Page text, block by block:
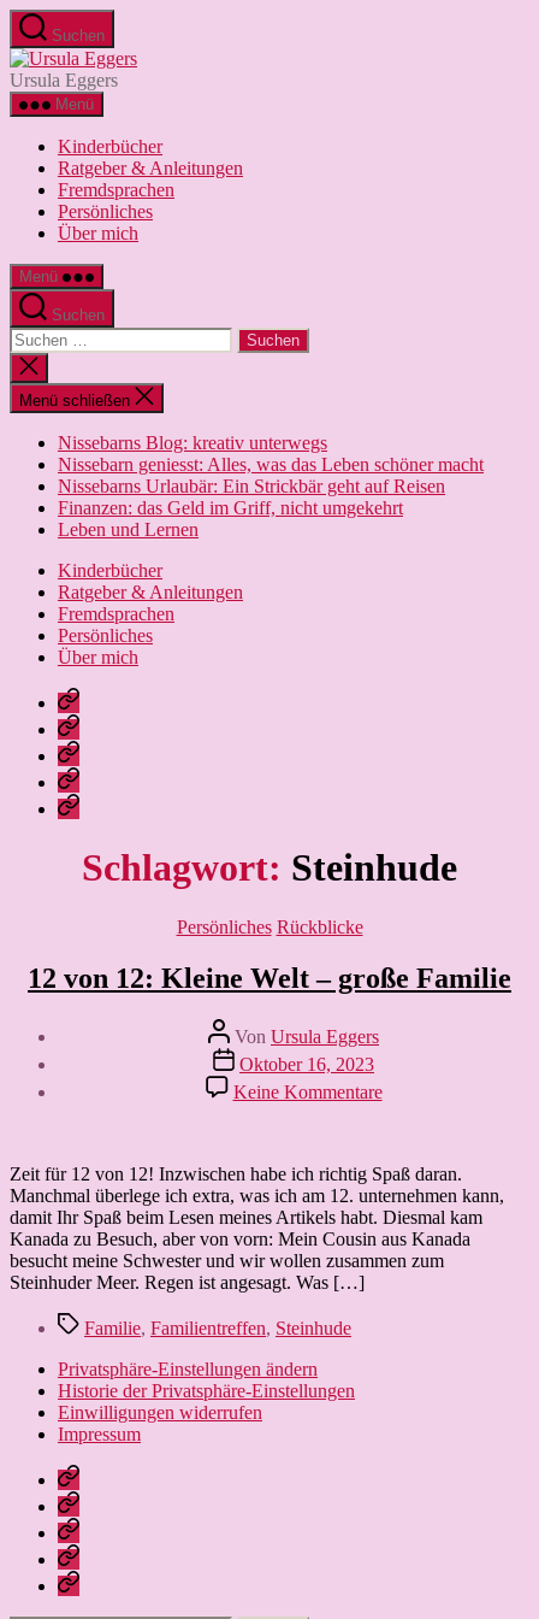
Zum
Inhalt
springen
Suchen
Ursula
Ursula Eggers
Menü
Kinderbücher
Ratgeber & Anleitungen
Fremdsprachen
Persönliches
Über mich
Menü
Suchen
Suchen
nach:
Suche
schließen
Menü schließen
Nissebarns Blog: kreativ unterwegs
Nissebarn geniesst: Alles, was das Leben schöner macht
Nissebarns Urlaubär: Ein Strickbär geht auf Reisen
Finanzen: das Geld im Griff, nicht umgekehrt
Leben und Lernen
Kinderbücher
Ratgeber & Anleitungen
Fremdsprachen
Persönliches
Über mich
Nissebarns
Blog:
kreativ
unterwegs
Nissebarn
geniesst:
Alles,
was
das
schöner
macht
Nissebarns
Urlaubär:
Ein
Strickbär
Reisen
Finanzen:
das
Geld
Griff,
nicht
Leben
und
Schlagwort: Steinhude
Kategorien
Persönliches Rückblicke
12 von 12: Kleine Welt – große Familie
Beitragsautor
Von Ursula Eggers
Veröffentlichungsdatum
Oktober 16, 2023
Keine Kommentarezu
12
Kleine
Welt
–
große
Familie
Zeit für 12 von 12! Inzwischen habe ich richtig Spaß daran.
Manchmal überlege ich extra, was ich am 12. unternehmen kann,
damit Ihr Spaß beim Lesen meines Artikels habt. Diesmal kam
Kanada zu Besuch, aber von vorn: Mein Cousin aus Kanada
besucht meine Schwester und wir wollen zusammen zum
Steinhuder Meer. Regen ist angesagt. Was […]
Schlagwörter
Familie, Familientreffen, Steinhude
Privatsphäre-Einstellungen ändern
Historie der Privatsphäre-Einstellungen
Einwilligungen widerrufen
Impressum
Nissebarns
Blog:
kreativ
unterwegs
Nissebarn
geniesst:
Alles,
was
das
Nissebarns
Urlaubär:
Ein
Strickbär
geht
Finanzen:
das
Geld
Leben
und